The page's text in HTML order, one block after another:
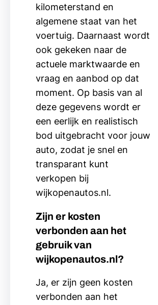
kilometerstand en
algemene staat van het
voertuig. Daarnaast wordt
ook gekeken naar de
actuele marktwaarde en
vraag en aanbod op dat
moment. Op basis van al
deze gegevens wordt er
een eerlijk en realistisch
bod uitgebracht voor jouw
auto, zodat je snel en
transparant kunt
verkopen bij
wijkopenautos.nl.
Zijn er kosten
verbonden aan het
gebruik van
wijkopenautos.nl?
Ja, er zijn geen kosten
verbonden aan het